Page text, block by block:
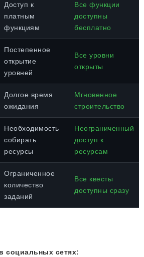
Доступ к
платным
функциям
Все функции
доступны
бесплатно
Постепенное
открытие
уровней
Все уровни
открыты
Долгое время
ожидания
Мгновенное
строительство
Необходимость
собирать
ресурсы
Неограниченный
доступ к
ресурсам
Ограниченное
количество
заданий
Все квесты
доступны сразу
социальных сетях: